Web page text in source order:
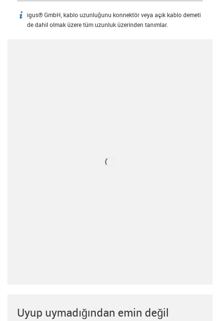
igus-icon-info
igus® GmbH, kablo uzunluğunu konnektör veya açık kablo demeti
de dahil olmak üzere tüm uzunluk üzerinden tanımlar.
Uyup uymadığından emin değil